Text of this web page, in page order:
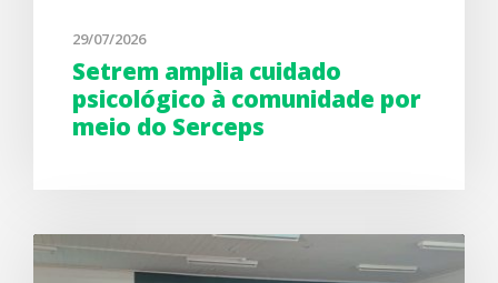
29/07/2026
Setrem amplia cuidado
psicológico à comunidade por
meio do Serceps